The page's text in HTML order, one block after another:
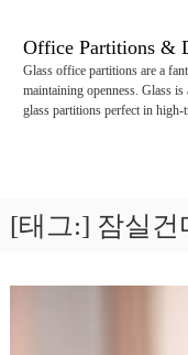
Office Partitions &
Glass office partitions are a
maintaining openness. Glass
glass partitions perfect in high-
[태그:] 잠실건